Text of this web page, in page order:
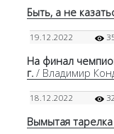
Быть, а не
19.12.2022
На финал
г. / Владимир
18.12.2022
Вымытая тарелка